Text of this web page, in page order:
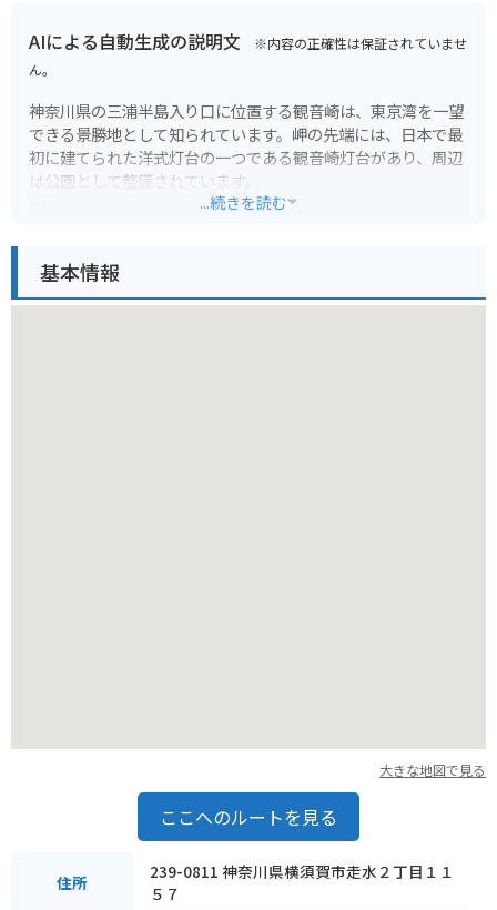
AIによる自動生成の説明文 ※内容の正確性は保証されていませ
ん。
神奈川県の三浦半島入り口に位置する観音崎は、東京湾を一望
できる景勝地として知られています。岬の先端には、日本で最
初に建てられた洋式灯台の一つである観音崎灯台があり、周辺
は公園として整備されています。
通して楽しむことができます。特に、夕暮れ時には、水平線に
沈む夕日が美しいことで知られており、多くの観光客が訪れま
...続きを読む
基本情報
大きな地図で見る
ここへのルートを見る
住所
239-0811 神奈川県横須賀市走水２丁目１１
５７